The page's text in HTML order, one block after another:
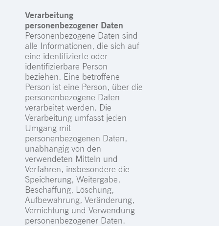
Verarbeitung
personenbezogener Daten
Personenbezogene Daten sind
alle Informationen, die sich auf
eine identifizierte oder
identifizierbare Person
beziehen. Eine betroffene
Person ist eine Person, über die
personenbezogene Daten
verarbeitet werden. Die
Verarbeitung umfasst jeden
Umgang mit
personenbezogenen Daten,
unabhängig von den
verwendeten Mitteln und
Verfahren, insbesondere die
Speicherung, Weitergabe,
Beschaffung, Löschung,
Aufbewahrung, Veränderung,
Vernichtung und Verwendung
personenbezogener Daten.